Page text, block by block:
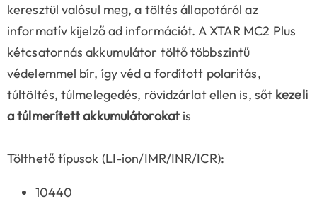
keresztül valósul meg, a töltés állapotáról az
informatív kijelző ad információt. A XTAR MC2 Plus
kétcsatornás akkumulátor töltő többszintű
védelemmel bír, így véd a fordított polaritás,
túltöltés, túlmelegedés, rövidzárlat ellen is, sőt kezeli
a túlmerített akkumulátorokatis
Tölthető típusok (LI-ion/IMR/INR/ICR):
10440